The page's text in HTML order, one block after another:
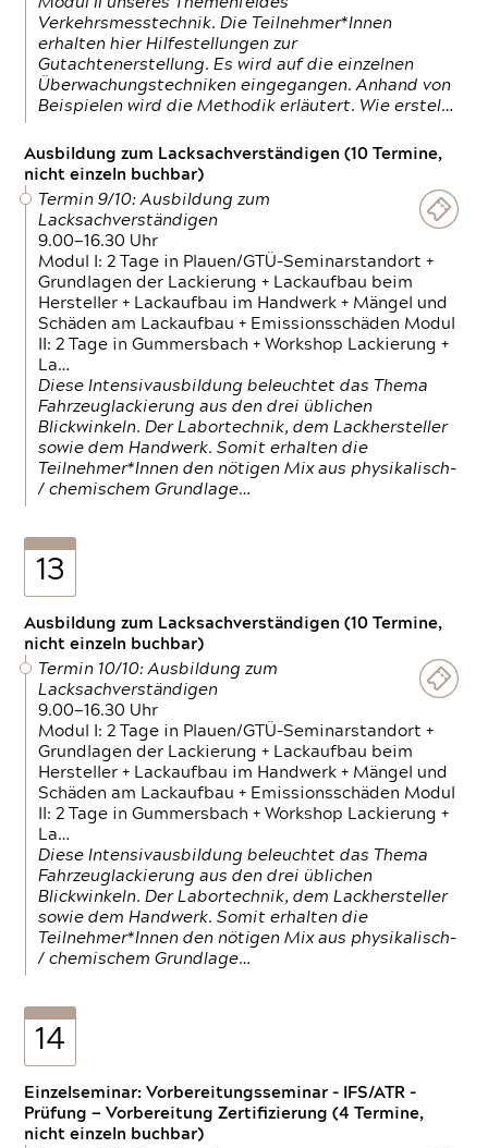
Verkehrsmesstechnik. Die Teilnehmer*Innen
erhalten hier Hilfestellungen zur
Gutachtenerstellung. Es wird auf die einzelnen
Überwachungstechniken eingegangen. Anhand von
Beispielen wird die Methodik erläutert. Wie erstel…
Ausbildung zum Lacksachverständigen (10 Termine,
nicht einzeln buchbar)
Termin 9/10: Ausbildung zum
Lacksachverständigen
9.00—16.30 Uhr
Modul I: 2 Tage in Plauen/GTÜ-Seminarstandort +
Grundlagen der Lackierung + Lackaufbau beim
Hersteller + Lackaufbau im Handwerk + Mängel und
Schäden am Lackaufbau + Emissionsschäden Modul
II: 2 Tage in Gummersbach + Workshop Lackierung +
La…
Diese Intensivausbildung beleuchtet das Thema
Fahrzeuglackierung aus den drei üblichen
Blickwinkeln. Der Labortechnik, dem Lackhersteller
sowie dem Handwerk. Somit erhalten die
Teilnehmer*Innen den nötigen Mix aus physikalisch-
/ chemischem Grundlage…
13
Ausbildung zum Lacksachverständigen (10 Termine,
nicht einzeln buchbar)
Termin 10/10: Ausbildung zum
Lacksachverständigen
9.00—16.30 Uhr
Modul I: 2 Tage in Plauen/GTÜ-Seminarstandort +
Grundlagen der Lackierung + Lackaufbau beim
Hersteller + Lackaufbau im Handwerk + Mängel und
Schäden am Lackaufbau + Emissionsschäden Modul
II: 2 Tage in Gummersbach + Workshop Lackierung +
La…
Diese Intensivausbildung beleuchtet das Thema
Fahrzeuglackierung aus den drei üblichen
Blickwinkeln. Der Labortechnik, dem Lackhersteller
sowie dem Handwerk. Somit erhalten die
Teilnehmer*Innen den nötigen Mix aus physikalisch-
/ chemischem Grundlage…
14
Einzelseminar: Vorbereitungsseminar - IFS/ATR -
Prüfung — Vorbereitung Zertifizierung (4 Termine,
nicht einzeln buchbar)